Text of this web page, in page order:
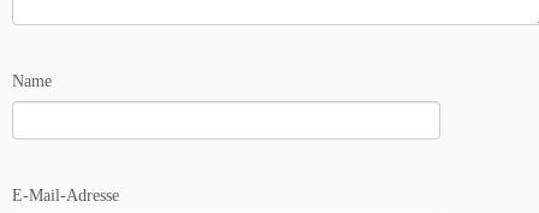
Name
E-Mail-Adresse